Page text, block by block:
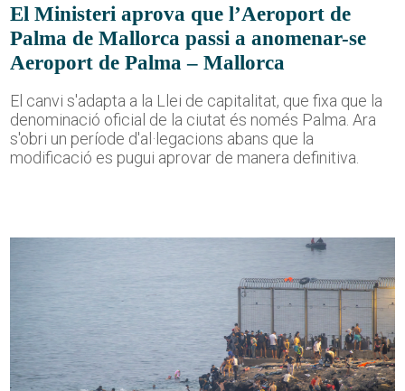
El Ministeri aprova que l’Aeroport de
Palma de Mallorca passi a anomenar-se
Aeroport de Palma – Mallorca
El canvi s'adapta a la Llei de capitalitat, que fixa que la
denominació oficial de la ciutat és només Palma. Ara
s'obri un període d'al·legacions abans que la
modificació es pugui aprovar de manera definitiva.